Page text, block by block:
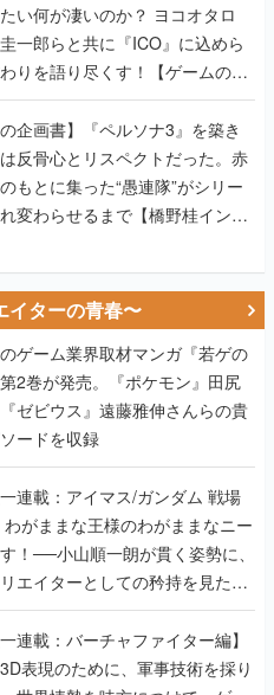
い何が凄いのか？ ヨコオタロ
一郎らと共に『ICO』に込めら
りを語り尽くす！【ゲームの企
の企画書】『ペルソナ3』を築き
反骨心とリスペクトだった。赤
もとに集った“愚連隊”がシリー
変わらせるまで【橋野桂インタ
イターの青春〜
ゲーム業界取材マンガ『若ゲの
2巻が発売。『ポケモン』田尻
ゼビウス』遠藤雅伸さんらの貴
ードを収録
連載：アイマス/ガンダム 戦場
がままな王様のわがままなニー
！──小山順一朗が貫く姿勢に、
エイターとしての矜持を見た
たり最終回】
一連載：バーチャファイター編】
3D表現のために、軍事技術を採り